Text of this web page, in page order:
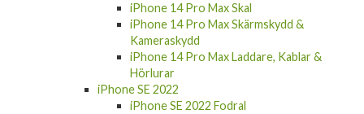
iPhone 14 Pro Max Skal
iPhone 14 Pro Max Skärmskydd &
Kameraskydd
iPhone 14 Pro Max Laddare, Kablar &
Hörlurar
iPhone SE 2022
iPhone SE 2022 Fodral